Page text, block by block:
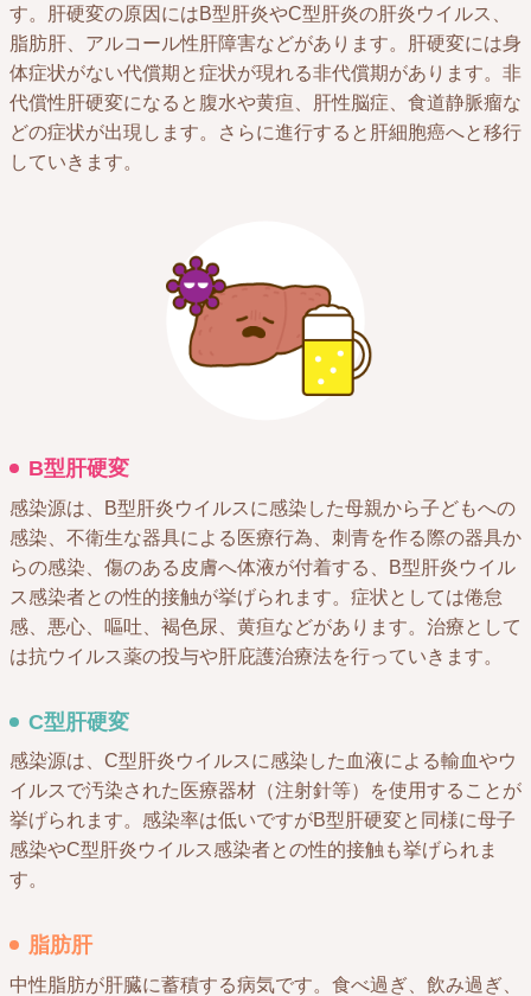
す。肝硬変の原因にはB型肝炎やC型肝炎の肝炎ウイルス、
脂肪肝、アルコール性肝障害などがあります。肝硬変には身
体症状がない代償期と症状が現れる非代償期があります。非
代償性肝硬変になると腹水や黄疸、肝性脳症、食道静脈瘤な
どの症状が出現します。さらに進行すると肝細胞癌へと移行
していきます。
B型肝硬変
感染源は、B型肝炎ウイルスに感染した母親から子どもへの
感染、不衛生な器具による医療行為、刺青を作る際の器具か
らの感染、傷のある皮膚へ体液が付着する、B型肝炎ウイル
ス感染者との性的接触が挙げられます。症状としては倦怠
感、悪心、嘔吐、褐色尿、黄疸などがあります。治療として
は抗ウイルス薬の投与や肝庇護治療法を行っていきます。​
C型肝硬変
感染源は、C型肝炎ウイルスに感染した血液による輸血やウ
イルスで汚染された医療器材（注射針等）を使用することが
挙げられます。感染率は低いですがB型肝硬変と同様に母子
感染やC型肝炎ウイルス感染者との性的接触も挙げられま
す。
脂肪肝
中性脂肪が肝臓に蓄積する病気です。食べ過ぎ、飲み過ぎ、